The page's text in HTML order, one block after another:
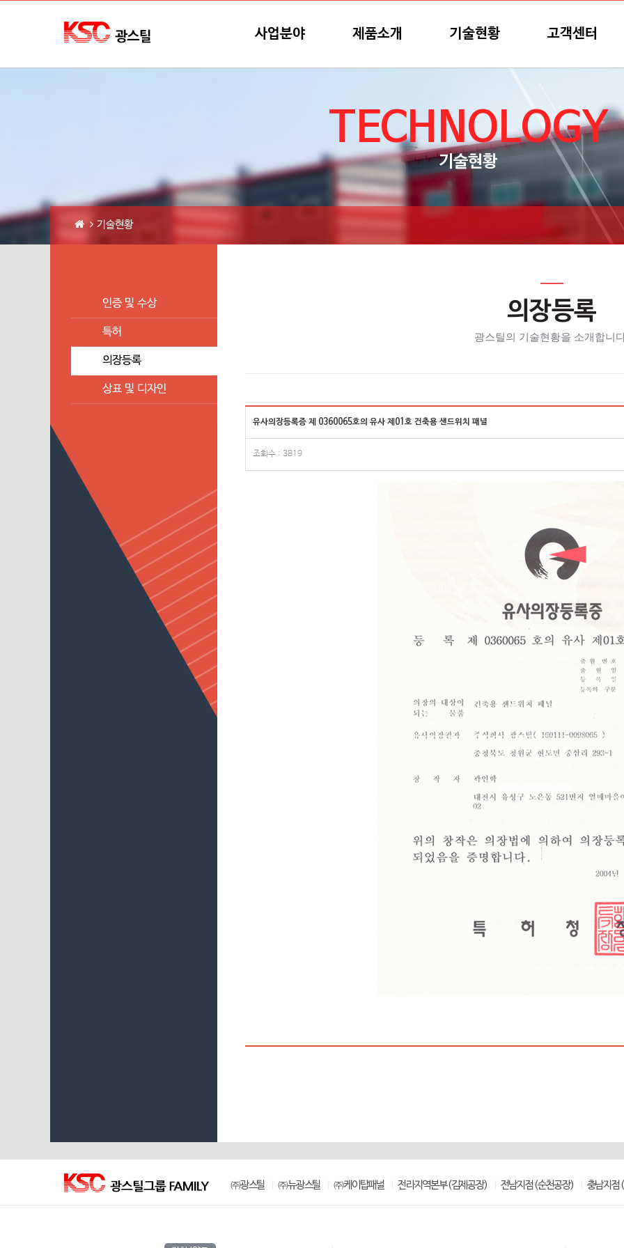
사업분야 제품소개 기술현황 고객센터
TECHNOLOGY
기술현황
인증 및 수상
특허
의장등록
상표 및 디자인
기술현황
의장등록
광스틸의 기술현황을 소개합니
유사의장등록증 제 0360065호의 유사 제01호 건축용 샌드위치 패널
조회수 : 3819
㈜광스틸 ㈜뉴광스틸 ㈜케이탑패널 전라지역본부(김제공장) 전남지점(순천공장) 충남지점